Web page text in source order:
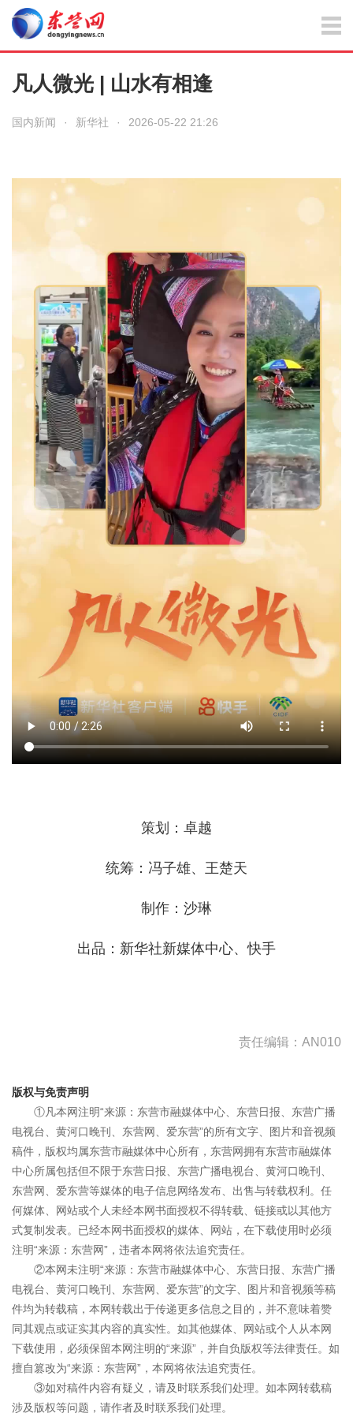
凡人微光 | 山水有相逢
国内新闻 · 新华社 · 2026-05-22 21:26
策划：卓越
统筹：冯子雄、王楚天
制作：沙琳
出品：新华社新媒体中心、快手
责任编辑：AN010
版权与免责声明
①凡本网注明“来源：东营市融媒体中心、东营日报、东营广播
电视台、黄河口晚刊、东营网、爱东营”的所有文字、图片和音视频
稿件，版权均属东营市融媒体中心所有，东营网拥有东营市融媒体
中心所属包括但不限于东营日报、东营广播电视台、黄河口晚刊、
东营网、爱东营等媒体的电子信息网络发布、出售与转载权利。任
何媒体、网站或个人未经本网书面授权不得转载、链接或以其他方
式复制发表。已经本网书面授权的媒体、网站，在下载使用时必须
注明“来源：东营网”，违者本网将依法追究责任。
②本网未注明“来源：东营市融媒体中心、东营日报、东营广播
电视台、黄河口晚刊、东营网、爱东营”的文字、图片和音视频等稿
件均为转载稿，本网转载出于传递更多信息之目的，并不意味着赞
同其观点或证实其内容的真实性。如其他媒体、网站或个人从本网
下载使用，必须保留本网注明的“来源”，并自负版权等法律责任。如
擅自篡改为“来源：东营网”，本网将依法追究责任。
③如对稿件内容有疑义，请及时联系我们处理。如本网转载稿
涉及版权等问题，请作者及时联系我们处理。